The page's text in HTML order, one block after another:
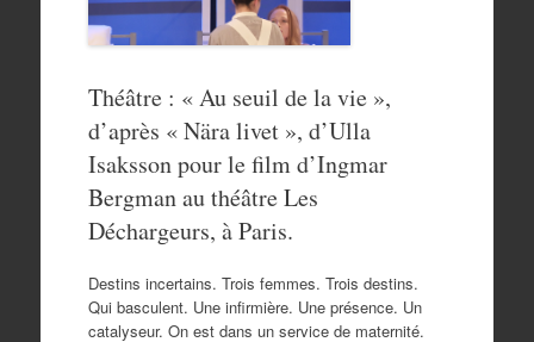
Théâtre : « Au seuil de la vie »,
d’après « Nära livet », d’Ulla
Isaksson pour le film d’Ingmar
Bergman au théâtre Les
Déchargeurs, à Paris.
Destins incertains. Trois femmes. Trois destins.
Qui basculent. Une infirmière. Une présence. Un
catalyseur. On est dans un service de maternité.